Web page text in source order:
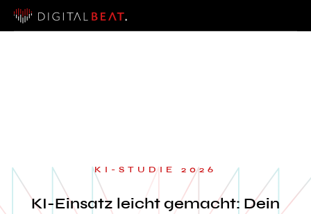
KI-STUDIE 2026
KI-Einsatz leicht gemacht: Dein